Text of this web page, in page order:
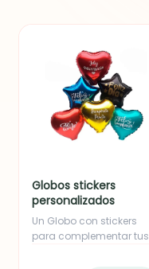
Globos stickers
personalizados
Un Globo con stickers
para complementar tus